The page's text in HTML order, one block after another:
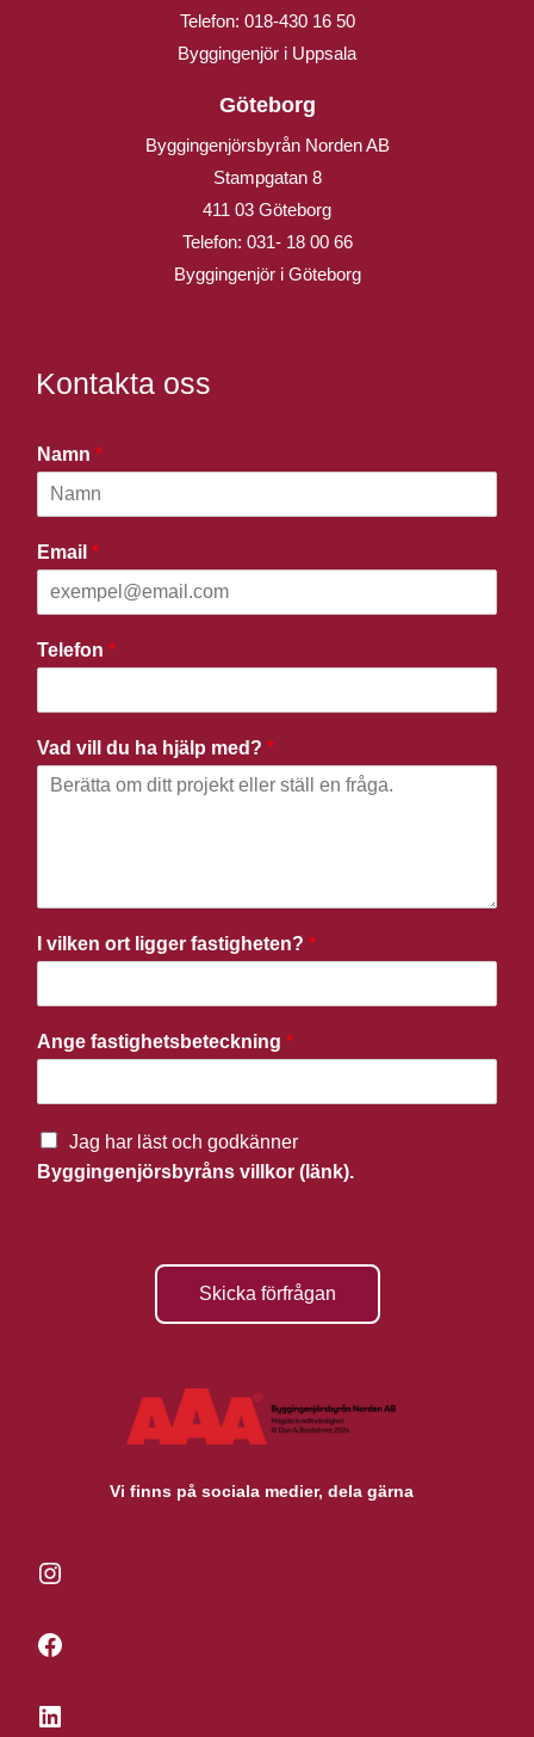
Telefon: 018-430 16 50
Byggingenjör i Uppsala
Göteborg
Byggingenjörsbyrån Norden AB
Stampgatan 8
411 03 Göteborg
Telefon: 031- 18 00 66
Byggingenjör i Göteborg
Kontakta oss
Namn *
Email *
Telefon *
Vad vill du ha hjälp med? *
I vilken ort ligger fastigheten? *
Ange fastighetsbeteckning *
Jag har läst och godkänner
Byggingenjörsbyråns villkor (länk).
Skicka förfrågan
Vi finns på sociala medier, dela gärna
Instagram
Facebook
LinkedIn